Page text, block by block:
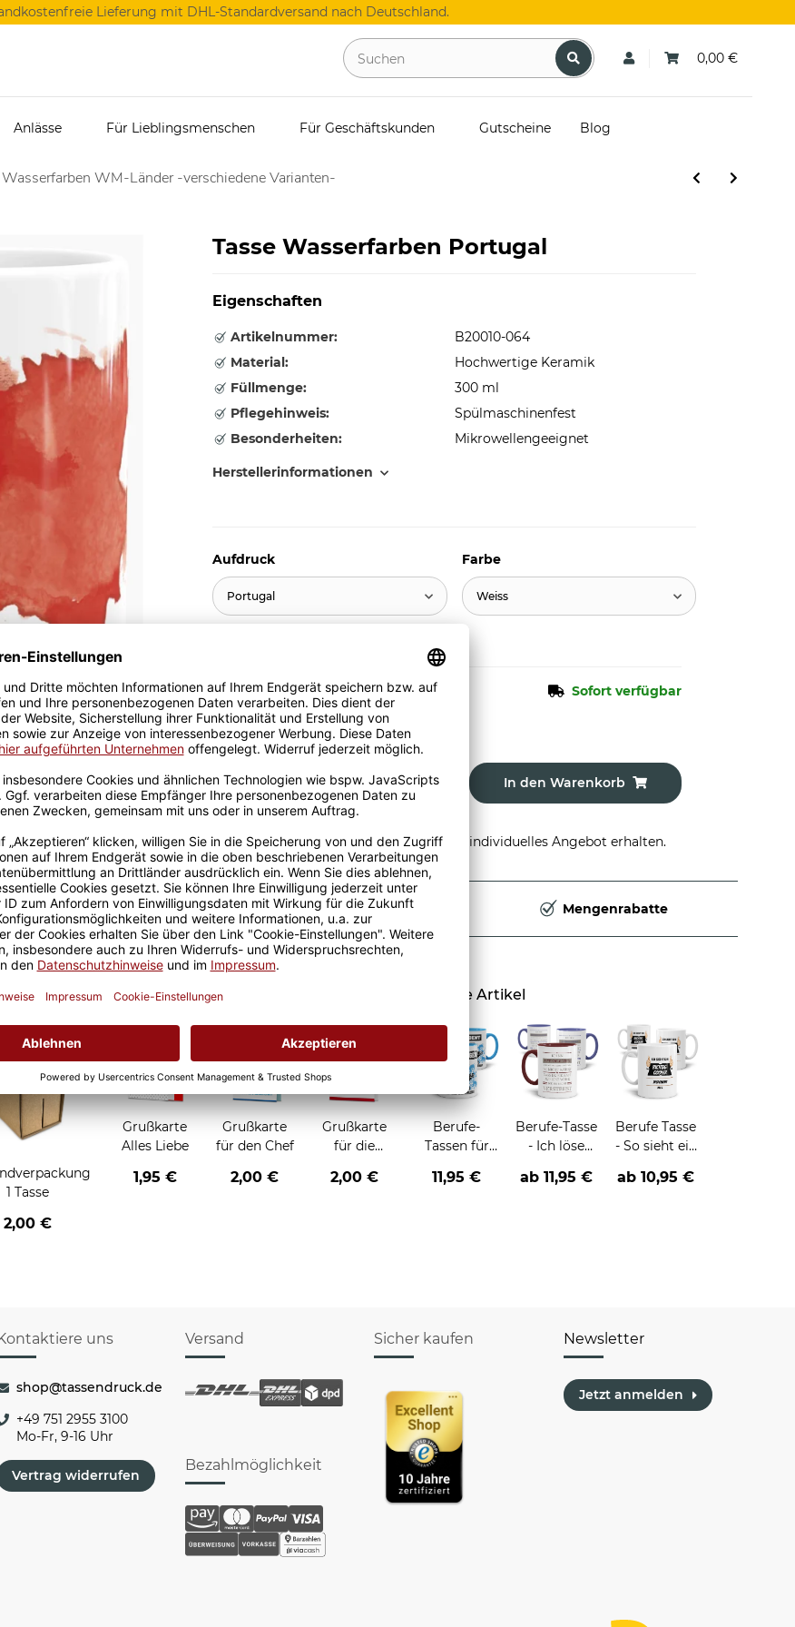
Lieferung mit DHL-Standardversand nach Deutschland.
0,00 €
Anlässe Für Lieblingsmenschen Für Geschäftskunden Gutscheine Blog
WM-Länder -verschiedene Varianten-
Tasse Wasserfarben Portugal
Eigenschaften
Artikelnummer:
B20010-064
Material:
Hochwertige Keramik
Füllmenge:
300 ml
Pflegehinweis:
Spülmaschinenfest
Besonderheiten:
Mikrowellengeeignet
Herstellerinformationen
Aufdruck
Portugal
Farbe
Weiss
9,95 € Sofort verfügbar
inkl. 19% MwSt. , zzgl. Versand
Stk In den Warenkorb
Größere Stückzahl? Anfrage stellen und individuelles Angebot erhalten.
Kauf Auf Rechnung Produktion in Deutschland Mengenrabatte
1 Tasse
2,00 €
Grußkarten zum Verschenken
Grußkarte
Alles Liebe
1,95 €
Grußkarte
für den Chef
2,00 €
Grußkarte
für die
2,00 €
Ähnliche Artikel
Berufe-
Tassen für
zwei
11,95 €
Berufe-Tasse
- Ich löse
die du nicht
ab11,95 €
Berufe Tasse
- So sieht ein
cooler -
ab10,95 €
Kontaktiere uns
shop@tassendruck.de
+49 751 2955 3100
Mo-Fr, 9-16 Uhr
Vertrag widerrufen
Versand
Bezahlmöglichkeit
Sicher kaufen Newsletter
Jetzt anmelden